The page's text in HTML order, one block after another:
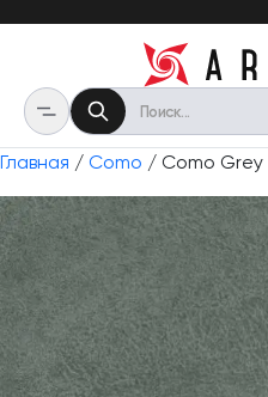
Главная / Como / Como Grey